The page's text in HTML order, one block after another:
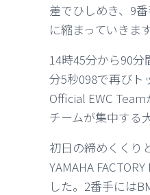
差でひしめき、9
に縮まっていきます
14時45分から90分
分5秒098で再びト
Official EWC
チームが集中する
初日の締めくくり
YAMAHA
した。2番手には